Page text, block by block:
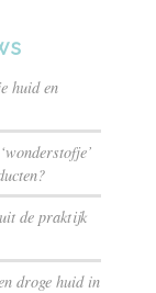
huid en
de praktijk
droge huid in